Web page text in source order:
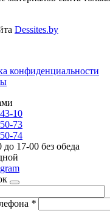
Dessites.by
конфиденциальности
10
73
74
17-00 без обеда
*